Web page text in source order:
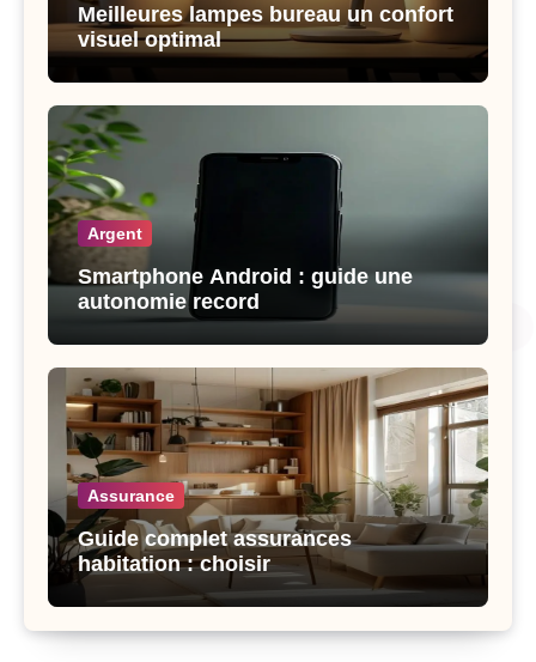
Meilleures lampes bureau un confort
visuel optimal
Argent
Smartphone Android : guide une
autonomie record
Assurance
Guide complet assurances
habitation : choisir